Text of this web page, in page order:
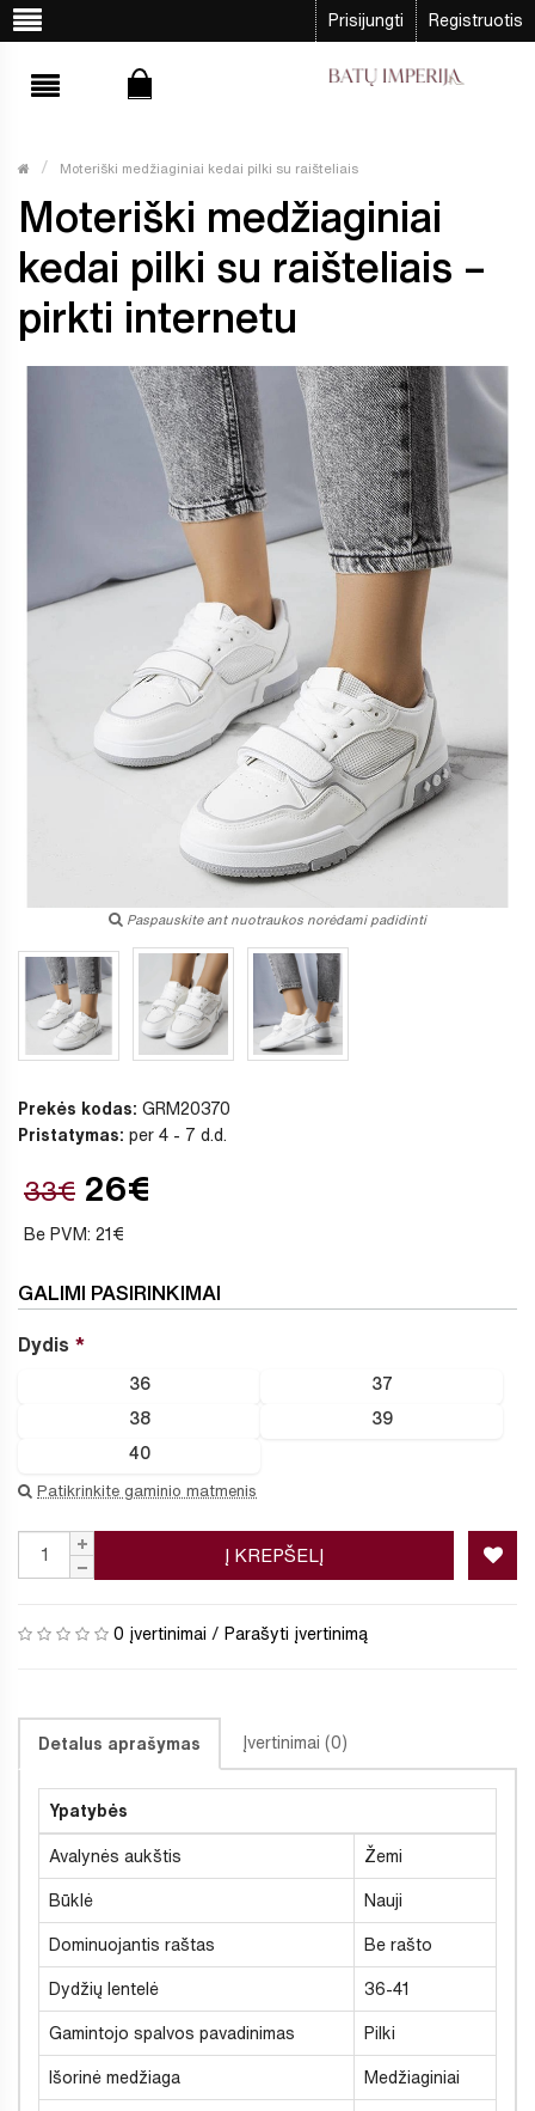
Prisijungti Registruotis
Moteriški medžiaginiai kedai pilki su raišteliais
Moteriški medžiaginiai
kedai pilki su raišteliais –
pirkti internetu
Paspauskite ant nuotraukos norėdami padidinti
Prekės kodas: GRM20370
Pristatymas: per 4 - 7 d.d.
33€ 26€
Be PVM: 21€
GALIMI PASIRINKIMAI
Dydis
36 37
38 39
40
Patikrinkite gaminio matmenis
Į KREPŠELĮ
0 įvertinimai / Parašyti įvertinimą
Detalus aprašymas Įvertinimai (0)
Ypatybės
Avalynės aukštis Žemi
Būklė Nauji
Dominuojantis raštas Be rašto
Dydžių lentelė 36-41
Gamintojo spalvos pavadinimas Pilki
Išorinė medžiaga Medžiaginiai